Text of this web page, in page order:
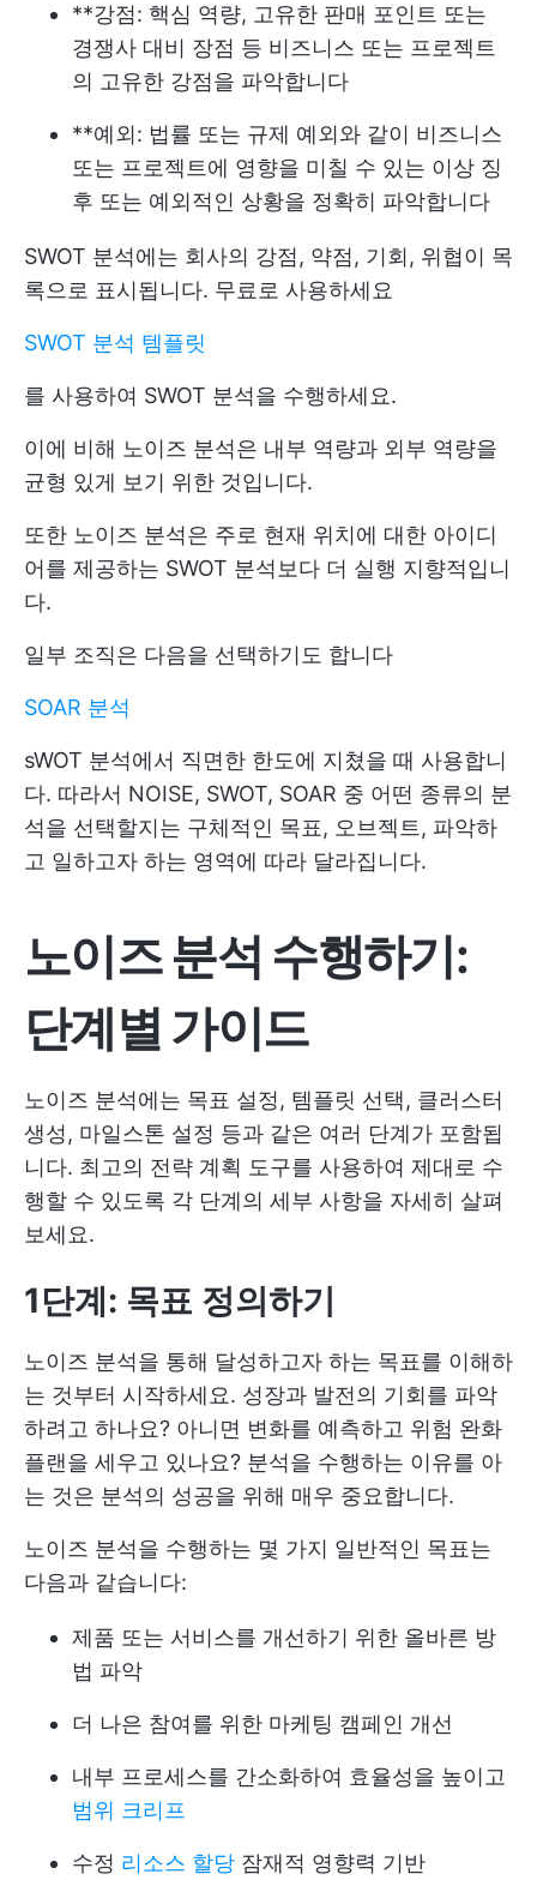
**강점: 핵심 역량, 고유한 판매 포인트 또는
경쟁사 대비 장점 등 비즈니스 또는 프로젝트
의 고유한 강점을 파악합니다
**예외: 법률 또는 규제 예외와 같이 비즈니스
또는 프로젝트에 영향을 미칠 수 있는 이상 징
후 또는 예외적인 상황을 정확히 파악합니다
SWOT 분석에는 회사의 강점, 약점, 기회, 위협이 목
록으로 표시됩니다. 무료로 사용하세요
SWOT 분석 템플릿
를 사용하여 SWOT 분석을 수행하세요.
이에 비해 노이즈 분석은 내부 역량과 외부 역량을
균형 있게 보기 위한 것입니다.
또한 노이즈 분석은 주로 현재 위치에 대한 아이디
어를 제공하는 SWOT 분석보다 더 실행 지향적입니
다.
일부 조직은 다음을 선택하기도 합니다
SOAR 분석
sWOT 분석에서 직면한 한도에 지쳤을 때 사용합니
다. 따라서 NOISE, SWOT, SOAR 중 어떤 종류의 분
석을 선택할지는 구체적인 목표, 오브젝트, 파악하
고 일하고자 하는 영역에 따라 달라집니다.
노이즈 분석 수행하기:
단계별 가이드
노이즈 분석에는 목표 설정, 템플릿 선택, 클러스터
생성, 마일스톤 설정 등과 같은 여러 단계가 포함됩
니다. 최고의 전략 계획 도구를 사용하여 제대로 수
행할 수 있도록 각 단계의 세부 사항을 자세히 살펴
보세요.
1단계: 목표 정의하기
노이즈 분석을 통해 달성하고자 하는 목표를 이해하
는 것부터 시작하세요. 성장과 발전의 기회를 파악
하려고 하나요? 아니면 변화를 예측하고 위험 완화
플랜을 세우고 있나요? 분석을 수행하는 이유를 아
는 것은 분석의 성공을 위해 매우 중요합니다.
노이즈 분석을 수행하는 몇 가지 일반적인 목표는
다음과 같습니다:
제품 또는 서비스를 개선하기 위한 올바른 방
법 파악
더 나은 참여를 위한 마케팅 캠페인 개선
내부 프로세스를 간소화하여 효율성을 높이고
범위 크리프
수정 리소스 할당 잠재적 영향력 기반